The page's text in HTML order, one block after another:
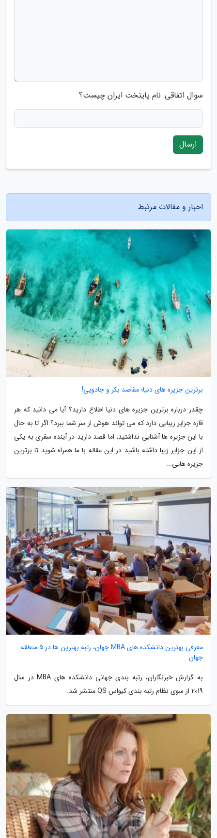
سوال اتفاقی: نام پایتخت ایران چیست؟
ارسال
اخبار و مقالات مرتبط
برترین جزیره های دنیا؛ مقاصد بکر و جادویی!
چقدر درباره برترین جزیره های دنیا اطلاع دارید؟ آیا می دانید که هر
قاره جزایر زیبایی دارد که می تواند هوش از سر شما ببرد؟ اگر تا به حال
با این جزیره ها آشنایی نداشتید، اما قصد دارید در آینده سفری به یکی
از این جزایر زیبا داشته باشید در این مقاله با ما همراه شوید تا برترین
جزیره هایی...
معرفی بهترین دانشکده های MBA جهان، رتبه بهترین ها در 5 منطقه
جهان
به گزارش خبرنگاران، رتبه بندی جهانی دانشکده های MBA در سال
2019 از سوی نظام رتبه بندی کیواس QS منتشر شد.